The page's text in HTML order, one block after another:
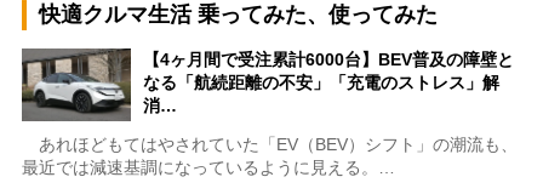
快適クルマ生活 乗ってみた、使ってみた
【4ヶ月間で受注累計6000台】BEV普及の障壁と
なる「航続距離の不安」「充電のストレス」解
消…
あれほどもてはやされていた「EV（BEV）シフト」の潮流も、
最近では減速基調になっているように見える。…